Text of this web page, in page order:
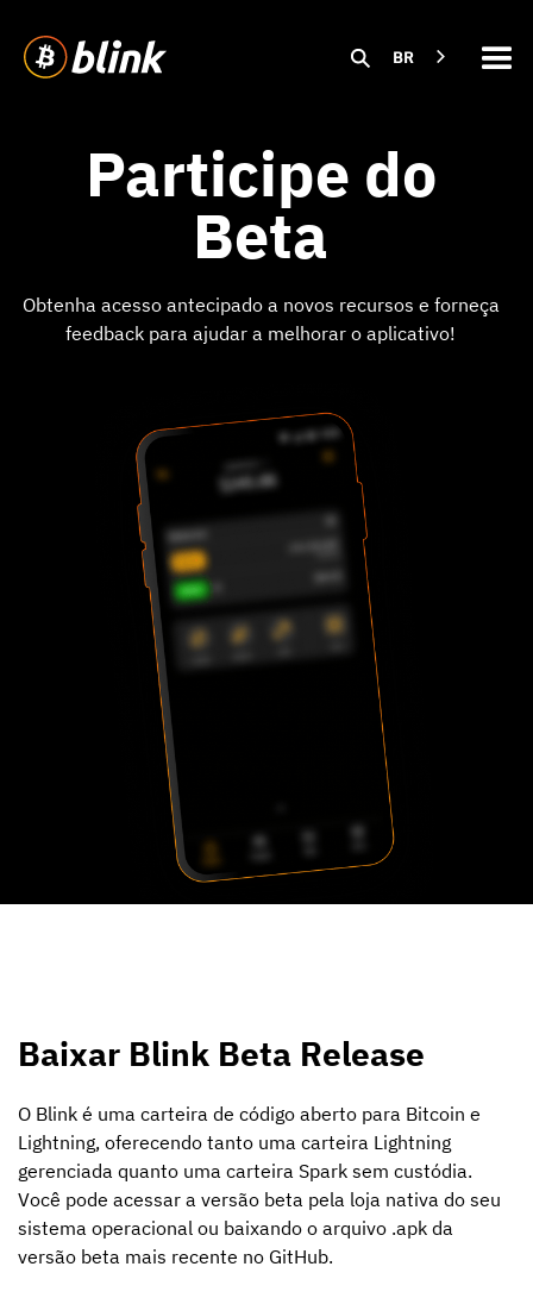
BR
Participe do
Beta
Obtenha acesso antecipado a novos recursos e forneça
feedback para ajudar a melhorar o aplicativo!
Baixar Blink Beta Release
O Blink é uma carteira de código aberto para Bitcoin e
Lightning, oferecendo tanto uma carteira Lightning
gerenciada quanto uma carteira Spark sem custódia.
Você pode acessar a versão beta pela loja nativa do seu
sistema operacional ou baixando o arquivo .apk da
versão beta mais recente no GitHub.